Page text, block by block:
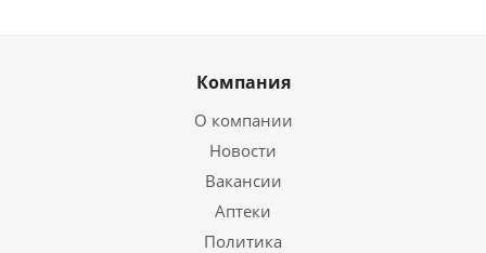
Компания
О компании
Новости
Вакансии
Аптеки
Политика